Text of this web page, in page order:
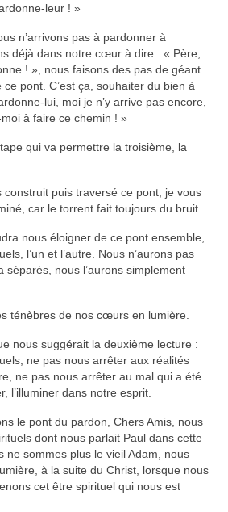
leur ! »
n’arrivons pas à pardonner à
déjà dans notre cœur à dire : « Père,
! », nous faisons des pas de géant
pont. C’est ça, souhaiter du bien à
lui, moi je n’y arrive pas encore,
à faire ce chemin ! »
qui va permettre la troisième, la
construit puis traversé ce pont, je vous
car le torrent fait toujours du bruit.
nous éloigner de ce pont ensemble,
l’un et l’autre. Nous n’aurons pas
séparés, nous l’aurons simplement
ténèbres de nos cœurs en lumière.
nous suggérait la deuxième lecture :
ne pas nous arrêter aux réalités
ne pas nous arrêter au mal qui a été
l’illuminer dans notre esprit.
le pont du pardon, Chers Amis, nous
dont nous parlait Paul dans cette
ne sommes plus le vieil Adam, nous
à la suite du Christ, lorsque nous
cet être spirituel qui nous est